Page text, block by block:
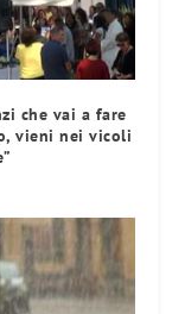
che vai a fare
vieni nei vicoli